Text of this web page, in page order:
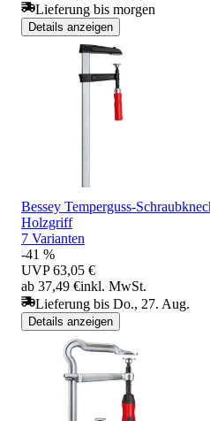
Lieferung bis morgen
Details anzeigen
Bessey Temperguss-
Holzgriff
7 Varianten
-41 %
UVP 63,05 €
ab 37,49 €inkl. MwSt.
Lieferung bis Do., 27. Aug.
Details anzeigen